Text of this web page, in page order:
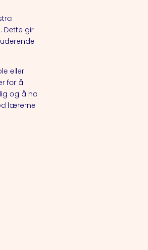
Dette gir
eller
for å
og å ha
lærerne